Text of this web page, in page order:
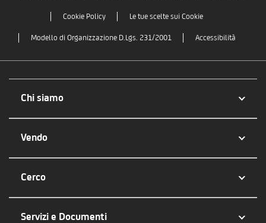
Cookie Policy Le tue scelte sui Cookie
Modello di Organizzazione D.Lgs. 231/2001 Accessibilità
Chi siamo
Vendo
Cerco
Servizi e Documenti